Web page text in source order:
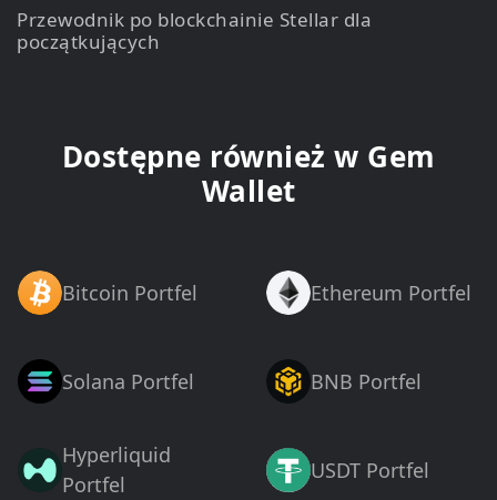
Przewodnik po blockchainie Stellar dla
początkujących
Dostępne również w Gem
Wallet
Bitcoin Portfel Ethereum Portfel
Solana Portfel BNB Portfel
Hyperliquid
Portfel
USDT Portfel